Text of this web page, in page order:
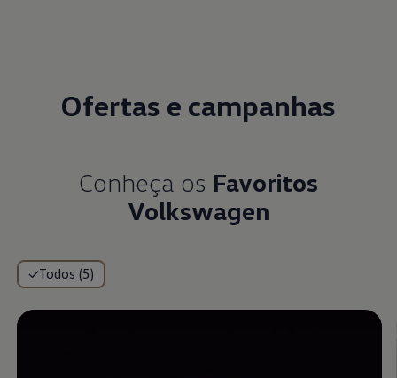
Ofertas e campanhas
Conheça os Favoritos
Volkswagen
Todos (5)